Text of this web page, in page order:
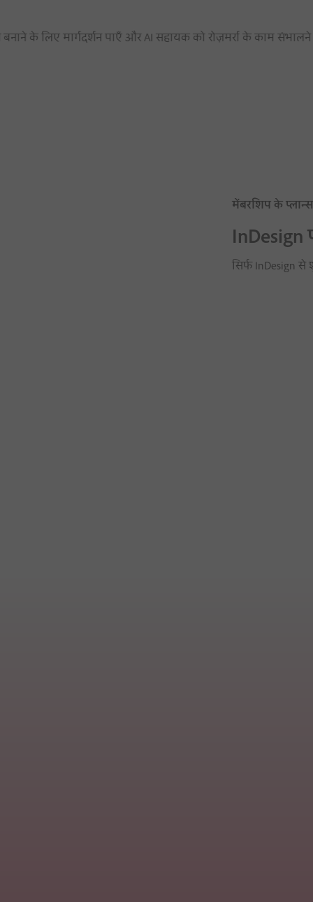
के लिए मार्गदर्शन पाएँ और AI सहायक को रोज़मर्रा के काम
मेंबरशिप के प्लान्स
InDesign
सिर्फ InDesign